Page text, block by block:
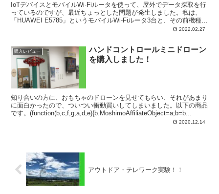
IoTデバイスとモバイルWi-Fiルータを使って、屋外でデータ採取を行
っているのですが、最近ちょっとした問題が発生しました。私は、
「HUAWEI E5785」というモバイルWi-Fiルータ3台と、その前機種の
2022.02.27
購入レビュー
ハンドコントロールミニドローン
を購入しました！
知り合いの方に、おもちゃのドローンを見せてもらい、それがあまり
に面白かったので、ついつい衝動買いしてしまいました。以下の商品
です。(function(b,c,f,g,a,d,e){b.MoshimoAffiliateObject=a;b=b...
2020.12.14
アウトドア・テレワーク実験！！